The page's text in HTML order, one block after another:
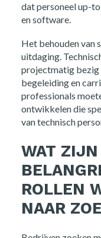
dat personeel up-
en software.
Het behouden van
uitdaging.
projectmatig bezig
begeleiding en
professionals
ontwikkelen die
van technisch
WAT ZIJN
ROLLEN
NAAR